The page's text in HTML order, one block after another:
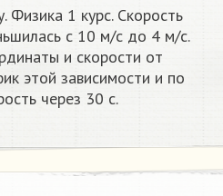
Физика 1 курс. Скорость
с 10 м/с до 4 м/с.
и скорости от
этой зависимости и по
через 30 с.